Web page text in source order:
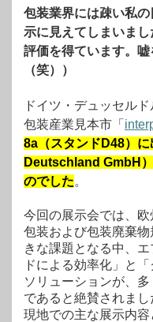
包装業界には疎い私
示に見えてしまいま
評価を得ています。
（笑））
ドイツ・デュッセル
包装産業見本市「
8a（スタンドD48）
Deutschland GmbH
のでした。
今回の展示会では、欧
包装および包装廃棄
きな課題となる中、
ドによる効率化」と
ソリューションが、
であると絶賛されまし
現地での主な展示内